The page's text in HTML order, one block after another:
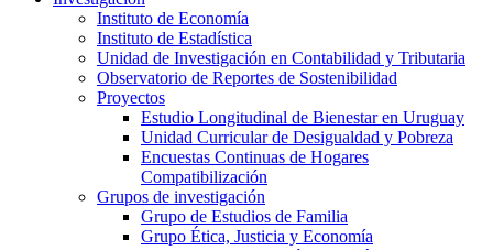
Instituto de Economía
Instituto de Estadística
Unidad de Investigación en Contabilidad y Tributaria
Observatorio de Reportes de Sostenibilidad
Proyectos
Estudio Longitudinal de Bienestar en Uruguay
Unidad Curricular de Desigualdad y Pobreza
Encuestas Continuas de Hogares
Compatibilización
Grupos de investigación
Grupo de Estudios de Familia
Grupo Ética, Justicia y Economía